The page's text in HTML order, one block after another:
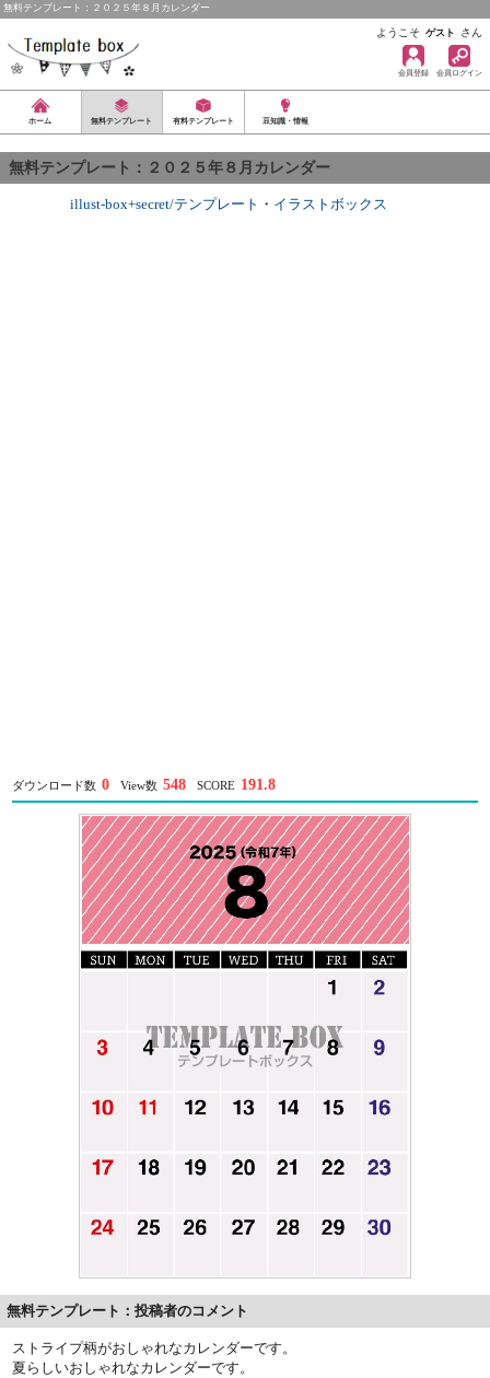
無料テンプレート：２０２５年８月カレンダー
ようこそ ゲスト さん
会員登録 会員ログイン
ホーム 無料テンプレート 有料テンプレート 豆知識・情報
無料テンプレート：２０２５年８月カレンダー
illust-box+secret/テンプレート ・ イラストボックス
ダウンロード数 0 View数 548 SCORE 191.8
無料テンプレート：投稿者のコメント
ストライプ柄がおしゃれなカレンダーです。
夏らしいおしゃれなカレンダーです。